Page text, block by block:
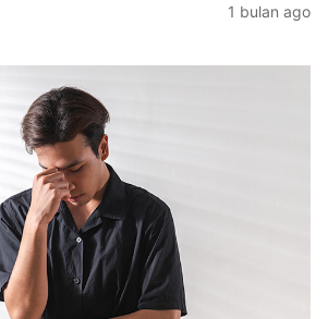
1 bulan ago